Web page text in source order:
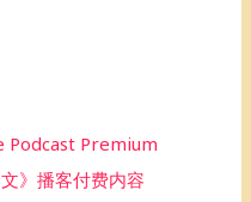
Podcast Premium
》播客付费内容